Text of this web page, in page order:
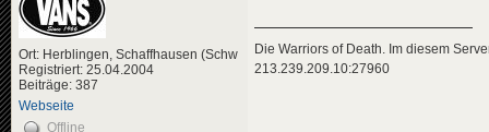
Ort: Herblingen, Schaffhausen (Schw
Registriert: 25.04.2004
Beiträge: 387
Webseite
Die Warriors of Death. Im diesem
213.239.209.10:27960
Offline